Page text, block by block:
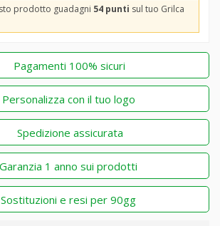
prodotto guadagni 54 punti sul tuo Grilca
Pagamenti 100% sicuri
Personalizza con il tuo logo
Spedizione assicurata
Garanzia 1 anno sui prodotti
Sostituzioni e resi per 90gg